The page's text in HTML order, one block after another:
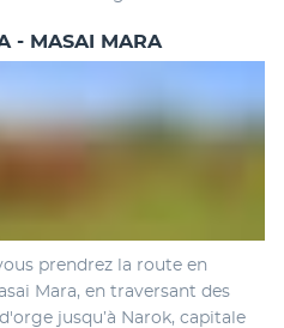
- MASAI MARA
prendrez la route en
Mara, en traversant des
jusqu’à Narok, capitale